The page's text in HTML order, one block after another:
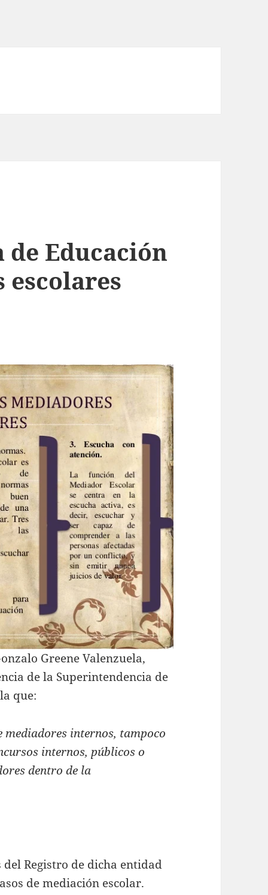
Educación
escolares
Greene Valenzuela,
de la Superintendencia de
que:
mediadores internos, tampoco
internos, públicos o
dentro de la
del Registro de dicha entidad
de mediación escolar.